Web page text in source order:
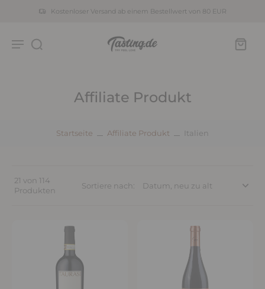
Kostenloser Versand ab einem Bestellwert von 80 EUR
Affiliate Produkt
Startseite Affiliate Produkt Italien
21 von 114
Produkten
Sortiere nach: